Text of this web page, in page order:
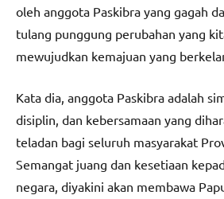
oleh anggota Paskibra yang gagah
tulang punggung perubahan yang
mewujudkan kemajuan yang
Kata dia, anggota Paskibra adalah
disiplin, dan kebersamaan yang
teladan bagi seluruh masyarakat
Semangat juang dan kesetiaan
negara, diyakini akan membawa